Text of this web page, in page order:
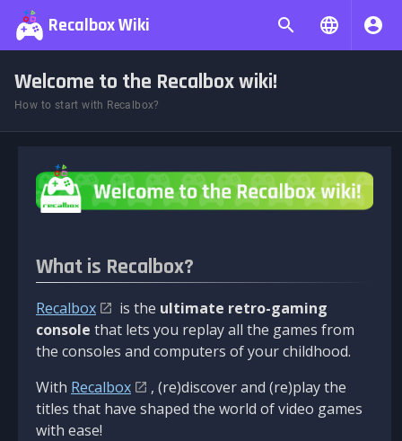
Recalbox Wiki
Welcome to the Recalbox wiki!
How to start with Recalbox?
What is Recalbox?
Recalbox is the ultimate retro-gaming
console that lets you replay all the games from
the consoles and computers of your childhood.
With Recalbox
, (re)discover and (re)play the
titles that have shaped the world of video games
with ease!